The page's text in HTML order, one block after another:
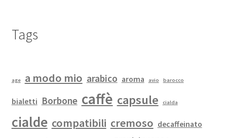
Tags
age a modo mio arabico aroma avio barocco
bialetti Borbone caffè capsule cialda
cialde compatibili cremoso decaffeinato